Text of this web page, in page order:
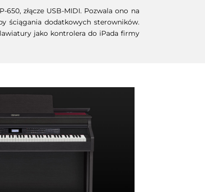
złącze USB-MIDI. Pozwala ono na
ściągania dodatkowych sterowników.
jako kontrolera do iPada firmy